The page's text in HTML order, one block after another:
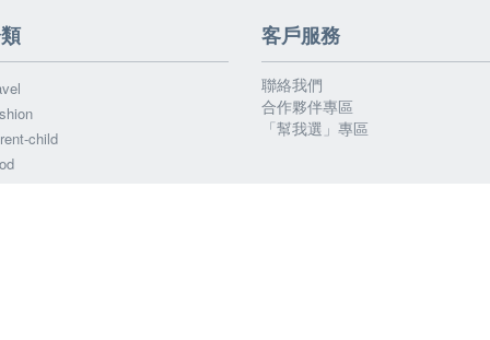
child
客戶服務
聯絡我們
合作夥伴專區
「幫我選」專區